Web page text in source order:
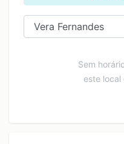
Sem
este local